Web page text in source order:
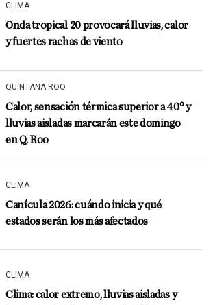
CLIMA
Onda tropical 20 provocará lluvias, calor
y fuertes rachas de viento
QUINTANA ROO
Calor, sensación térmica superior a 40° y
lluvias aisladas marcarán este domingo
en Q. Roo
CLIMA
Canícula 2026: cuándo inicia y qué
estados serán los más afectados
CLIMA
Clima: calor extremo, lluvias aisladas y